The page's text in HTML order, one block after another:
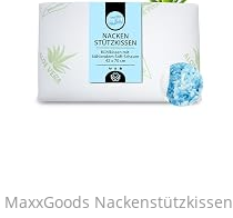
MaxxGoods Nackenstützkissen